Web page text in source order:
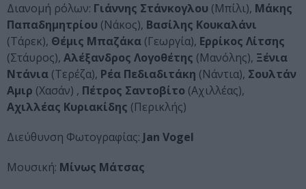
Διανομή ρόλων: Γιάννης Στάνκογλου (Μπίλι), Μάκης
Παπαδημητρίου (Νάκος), Βασίλης Κουκαλάνι
(Τάρεκ), Θέμις Μπαζάκα (Γεωργία), Ερρίκος Λίτσης
(Στάυρος), Αλέξανδρος Λογοθέτης (Μανόλης), Ξένια
Ντάνια (Τερέζα), Ρέα Πεδιαδιτάκη (Νάντια), Σουλτάν
Αμιρ (Χασάν) , Πέτρος Σαντοβίτο (Αχιλλέας),
Αχιλλέας Κυριακίδης (Περικλής)
Διεύθυνση Φωτογραφίας: Jan Vogel
Μουσική: Μίνως Μάτσας